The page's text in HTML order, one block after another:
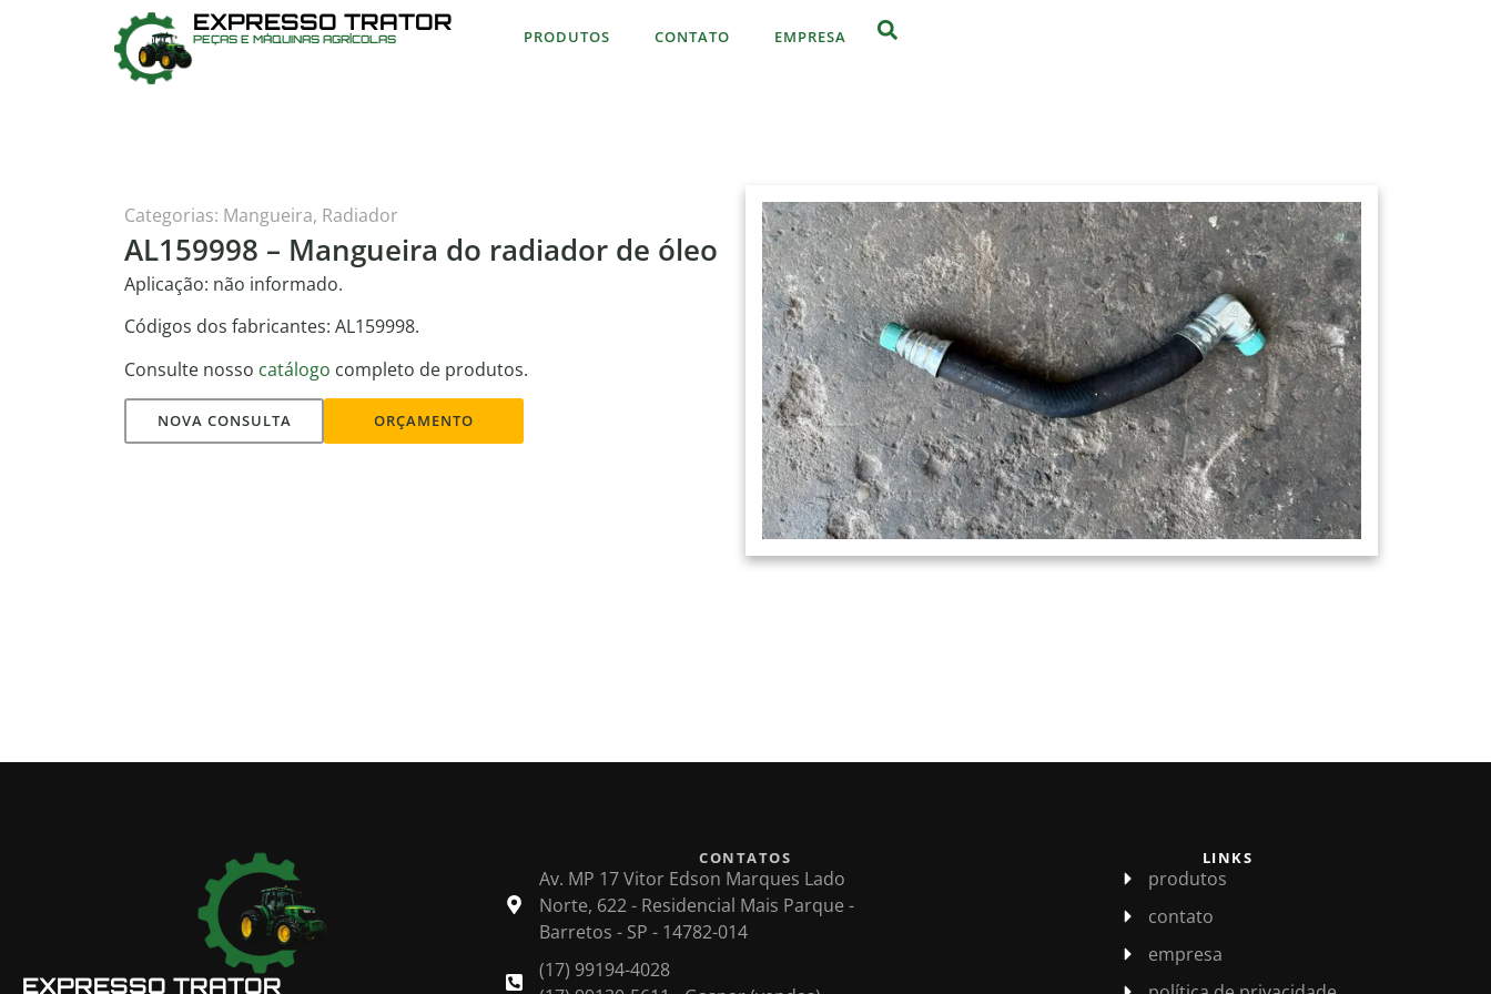
EXPRESSO TRATOR
PEÇAS E MÁQUINAS AGRÍCOLAS PRODUTOS CONTATO EMPRESA
Categorias: Mangueira, Radiador
AL159998 – Mangueira do radiador de óleo
Aplicação: não informado.
Códigos dos fabricantes: AL159998.
Consulte nosso catálogo completo de produtos.
NOVA CONSULTA ORÇAMENTO
EXPRESSO TRATOR
CONTATOS
Av. MP 17 Vitor Edson Marques Lado
Norte, 622 - Residencial Mais Parque -
Barretos - SP - 14782-014
(17) 99194-4028
LINKS
produtos
contato
empresa